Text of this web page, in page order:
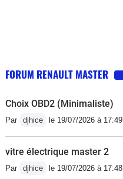
FORUM RENAULT MASTER
Choix OBD2 (Minimaliste)
Par djhice le 19/07/2026 à 17:49
vitre électrique master 2
Par djhice le 19/07/2026 à 17:48